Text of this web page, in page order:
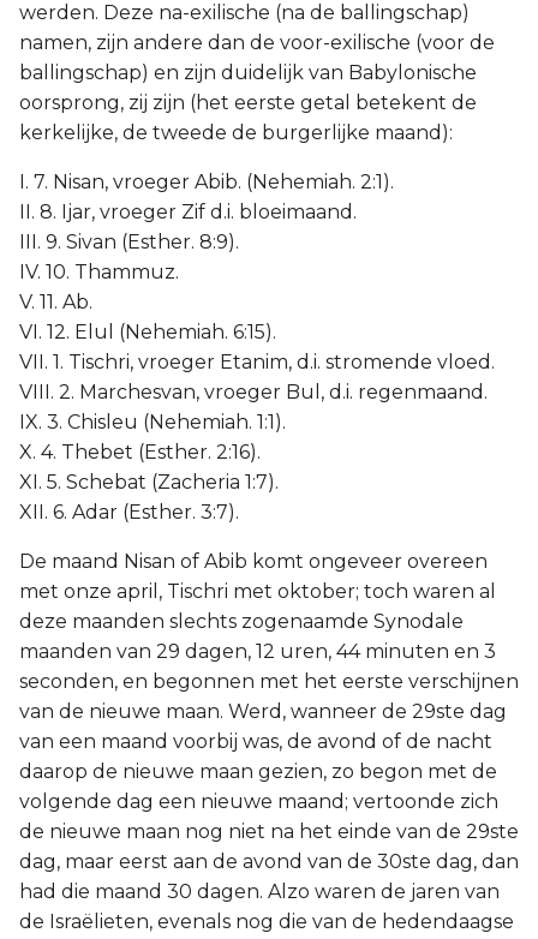
werden. Deze na-exilische (na de ballingschap)
namen, zijn andere dan de voor-exilische (voor de
ballingschap) en zijn duidelijk van Babylonische
oorsprong, zij zijn (het eerste getal betekent de
kerkelijke, de tweede de burgerlijke maand):
I. 7. Nisan, vroeger Abib. (Nehemiah. 2:1).
II. 8. Ijar, vroeger Zif d.i. bloeimaand.
III. 9. Sivan (Esther. 8:9).
IV. 10. Thammuz.
V. 11. Ab.
VI. 12. Elul (Nehemiah. 6:15).
VII. 1. Tischri, vroeger Etanim, d.i. stromende vloed.
VIII. 2. Marchesvan, vroeger Bul, d.i. regenmaand.
IX. 3. Chisleu (Nehemiah. 1:1).
X. 4. Thebet (Esther. 2:16).
XI. 5. Schebat (Zacheria 1:7).
XII. 6. Adar (Esther. 3:7).
De maand Nisan of Abib komt ongeveer overeen
met onze april, Tischri met oktober; toch waren al
deze maanden slechts zogenaamde Synodale
maanden van 29 dagen, 12 uren, 44 minuten en 3
seconden, en begonnen met het eerste verschijnen
van de nieuwe maan. Werd, wanneer de 29ste dag
van een maand voorbij was, de avond of de nacht
daarop de nieuwe maan gezien, zo begon met de
volgende dag een nieuwe maand; vertoonde zich
de nieuwe maan nog niet na het einde van de 29ste
dag, maar eerst aan de avond van de 30ste dag, dan
had die maand 30 dagen. Alzo waren de jaren van
de Israëlieten, evenals nog die van de hedendaagse